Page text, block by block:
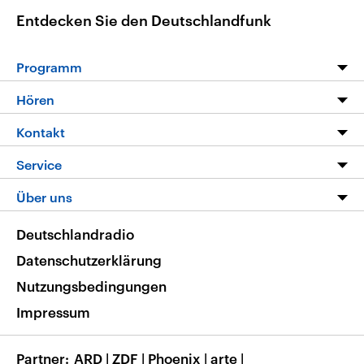
Entdecken Sie den Deutschlandfunk
Programm
Programm
Die Nachrichten
Nachrichtenleicht
Neue Beiträge auf dlf.de
Hören
Livestream
Podcasts
Deutschlandfunk App
Nachrichten App
Frequenzen
Kontakt
Hörerservice
Service
FAQ
Veranstaltungen
Musikliste
RSS
Über uns
Barrierefreiheit
Deutschlandradio
Datenschutzerklärung
Nutzungsbedingungen
Impressum
Partner ARD | ZDF | Phoenix | arte |